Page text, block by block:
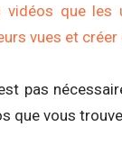
vidéos que
vues et créer
pas
que vous